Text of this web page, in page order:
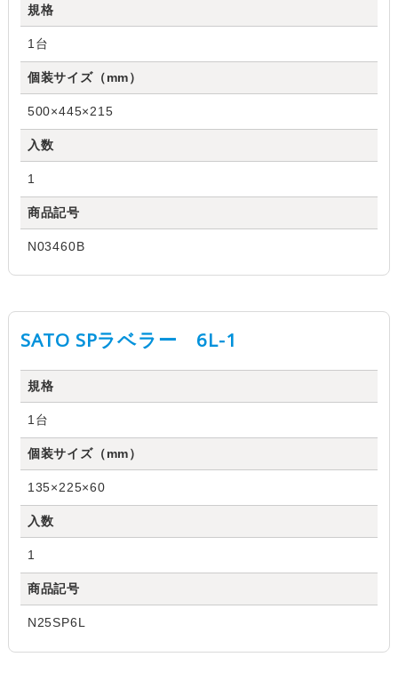
規格
1台
個装サイズ（mm）
500×445×215
入数
1
商品記号
N03460B
SATO SPラベラー 6L-1
規格
1台
個装サイズ（mm）
135×225×60
入数
1
商品記号
N25SP6L